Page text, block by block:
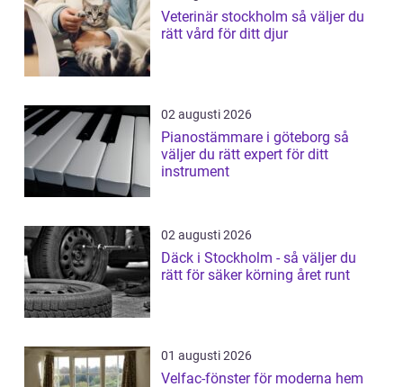
Veterinär stockholm så väljer du
rätt vård för ditt djur
02 augusti 2026
Pianostämmare i göteborg så
väljer du rätt expert för ditt
instrument
02 augusti 2026
Däck i Stockholm - så väljer du
rätt för säker körning året runt
01 augusti 2026
Velfac-fönster för moderna hem